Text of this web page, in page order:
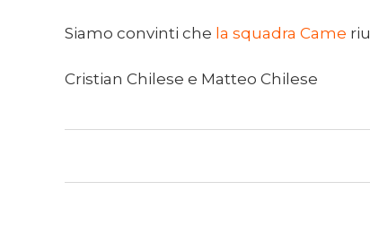
Siamo convinti che la squadra Came
Cristian Chilese e Matteo Chilese